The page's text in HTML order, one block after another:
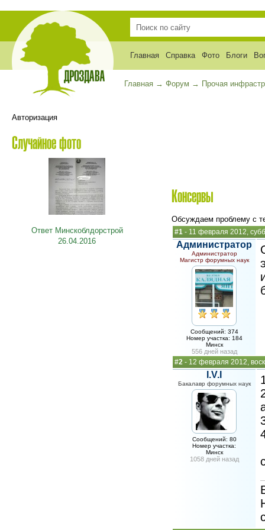
Главная Справка Фото Блоги
Авторизация
Главная → Форум → Прочая
Случайное фото
Ответ Минскоблдорстрой
26.04.2016
Консервы
Обсуждаем проблему с
#1 - 11 февраля 2012,
Администратор
Администратор
Магистр форумных наук
Сообщений: 374
Номер участка: 184
Минск
556 дней назад
#2 - 12 февраля 2012,
I.V.I
Бакалавр форумных наук
Сообщений: 80
Номер участка:
Минск
1058 дней назад